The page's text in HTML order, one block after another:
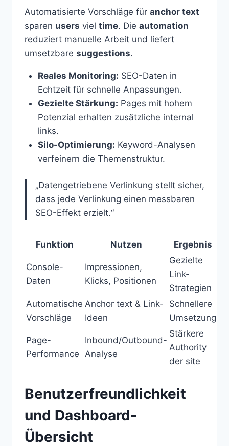
Automatisierte Vorschläge für anchor text
sparen users viel time. Die automation
reduziert manuelle Arbeit und liefert
umsetzbare suggestions.
Reales Monitoring: SEO-Daten in
Echtzeit für schnelle Anpassungen.
Gezielte Stärkung: Pages mit hohem
Potenzial erhalten zusätzliche internal
links.
Silo-Optimierung: Keyword-Analysen
verfeinern die Themenstruktur.
„Datengetriebene Verlinkung stellt sicher,
dass jede Verlinkung einen messbaren
SEO-Effekt erzielt.“
Funktion Nutzen Ergebnis
Console-
Daten
Impressionen,
Klicks, Positionen
Gezielte
Link-
Strategien
Automatische
Vorschläge
Anchor text & Link-
Ideen
Schnellere
Umsetzung
Page-
Performance
Inbound/Outbound-
Analyse
Stärkere
Authority
der site
Benutzerfreundlichkeit
und Dashboard-
Übersicht